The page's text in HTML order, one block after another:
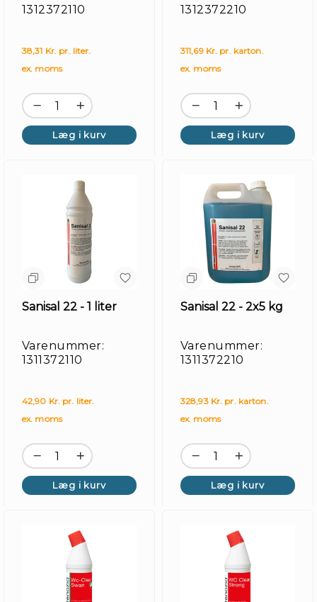
1312372110
38,31 Kr. pr. liter.
ex. moms
Læg i kurv
1312372210
311,69 Kr. pr. karton.
ex. moms
Læg i kurv
Sanisal 22 - 1 liter
Varenummer:
1311372110
42,90 Kr. pr. liter.
ex. moms
Læg i kurv
Sanisal 22 - 2x5 kg
Varenummer:
1311372210
328,93 Kr. pr. karton.
ex. moms
Læg i kurv